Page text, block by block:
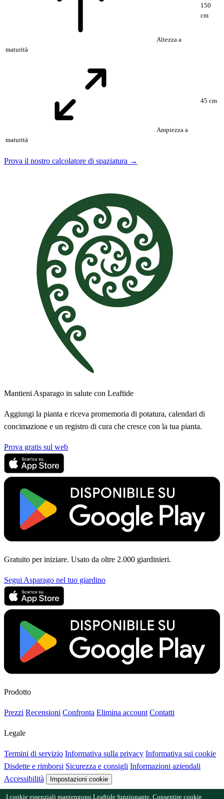
Altezza a
maturità
150
cm
Ampiezza a
maturità
45 cm
Prova il nostro calcolatore di spaziatura →
Mantieni Asparago in salute con Leaftide
Aggiungi la pianta e riceva promemoria di potatura, calendari di
concimazione e un registro di cura che cresce con la tua pianta.
Prova gratis sul web
Gratuito per iniziare. Usato da oltre 2.000 giardinieri.
Segui Asparago nel tuo giardino
Prodotto
Prezzi Recensioni Confronta Elimina account Contatti
Legale
Termini di servizio Informativa sulla privacy Informativa sui cookie
Disdette e rimborsi Sicurezza e consigli Informazioni aziendali
Accessibilità
Impostazioni cookie
I cookie essenziali mantengono Leaftide funzionante. Consentire cookie